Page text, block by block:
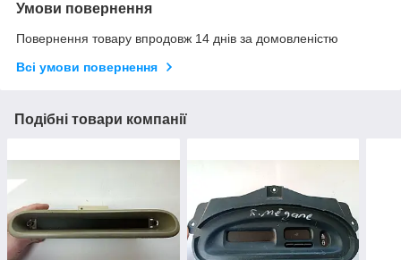
Умови повернення
Повернення товару впродовж 14 днів за домовленістю
Всі умови повернення
Подібні товари компанії